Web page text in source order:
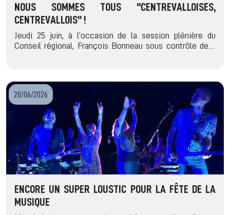
NOUS SOMMES TOUS "CENTREVALLOISES,
CENTREVALLOIS" !
Jeudi 25 juin, à l’occasion de la session plénière du
Conseil régional, François Bonneau sous contrôle de…
28/06/2026
ENCORE UN SUPER LOUSTIC POUR LA FÊTE DE LA
MUSIQUE